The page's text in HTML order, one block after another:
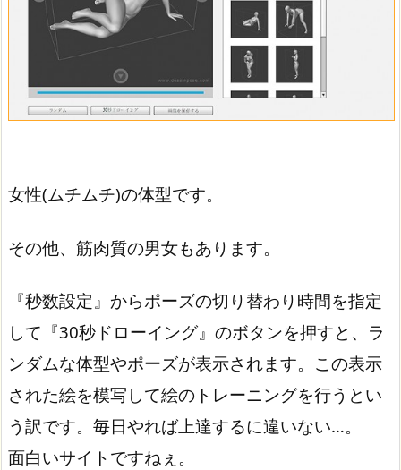
女性(ムチムチ)の体型です。
その他、筋肉質の男女もあります。
『秒数設定』からポーズの切り替わり時間を指定
して『30秒ドローイング』のボタンを押すと、ラ
ンダムな体型やポーズが表示されます。この表示
された絵を模写して絵のトレーニングを行うとい
う訳です。毎日やれば上達するに違いない…。
面白いサイトですねぇ。